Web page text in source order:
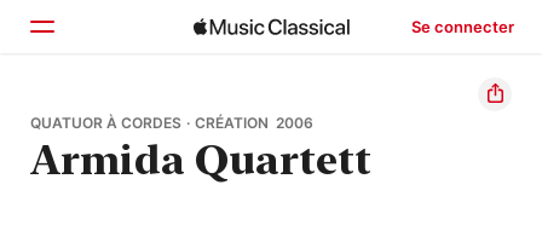
Se connecter
Accueil
Parcourir
QUATUOR À CORDES · CRÉATION 2006
Armida Quartett